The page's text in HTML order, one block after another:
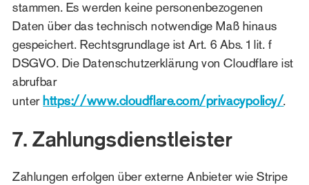
stammen. Es werden keine personenbezogenen
Daten über das technisch notwendige Maß hinaus
gespeichert. Rechtsgrundlage ist Art. 6 Abs. 1 lit. f
DSGVO. Die Datenschutzerklärung von Cloudflare ist
abrufbar
unter https://www.cloudflare.com/privacypolicy/.
7. Zahlungsdienstleister
Zahlungen erfolgen über externe Anbieter wie Stripe